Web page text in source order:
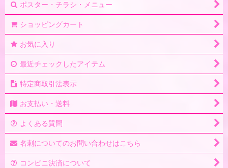
ポスター・チラシ・メニュー
ショッピングカート
お気に入り
最近チェックしたアイテム
特定商取引法表示
お支払い・送料
よくある質問
名刺についてのお問い合わせはこちら
コンビニ決済について